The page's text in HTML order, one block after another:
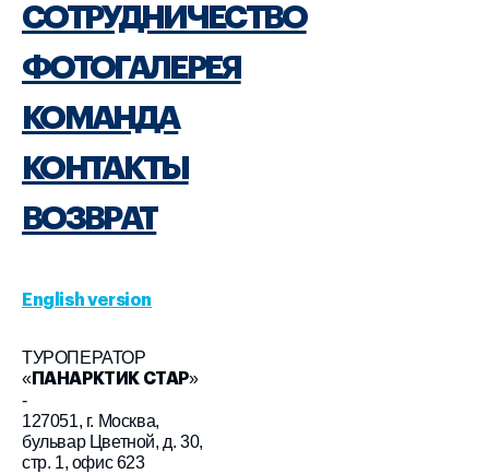
СОТРУДНИЧЕСТВО
ФОТОГАЛЕРЕЯ
КОМАНДА
КОНТАКТЫ
ВОЗВРАТ
English version
ТУРОПЕРАТОР
«ПАНАРКТИК СТАР»
-
127051, г. Москва,
бульвар Цветной, д. 30,
стр. 1, офис 623